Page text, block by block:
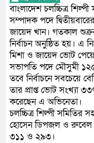
বাংলাদেশ চলচ্চিত্র
সম্পাদক পদে
জায়েদ খান। গতকাল
নির্বাচন অনুষ্ঠিত হয়। এ
মিশা ও জায়েদ ভোট
সভাপতি পদে মৌসুমী
তবে নির্বাচনে সবচেয়ে
তার প্রাপ্ত ভোট সংখ্যা
করেছেন এ অভিনেতা।
চলচ্চিত্র শিল্পী
হোসেন ডিপজল ও রুবেল।
৩১১ ও ২৯৩।